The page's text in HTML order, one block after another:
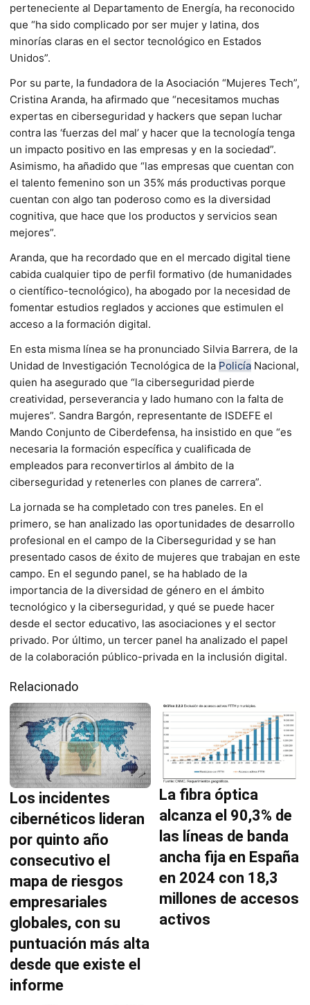
perteneciente al Departamento de Energía, ha reconocido
que “ha sido complicado por ser mujer y latina, dos
minorías claras en el sector tecnológico en Estados
Unidos”.
Por su parte, la fundadora de la Asociación “Mujeres Tech”,
Cristina Aranda, ha afirmado que “necesitamos muchas
expertas en ciberseguridad y hackers que sepan luchar
contra las ‘fuerzas del mal’ y hacer que la tecnología tenga
un impacto positivo en las empresas y en la sociedad”.
Asimismo, ha añadido que “las empresas que cuentan con
el talento femenino son un 35% más productivas porque
cuentan con algo tan poderoso como es la diversidad
cognitiva, que hace que los productos y servicios sean
mejores”.
Aranda, que ha recordado que en el mercado digital tiene
cabida cualquier tipo de perfil formativo (de humanidades
o científico-tecnológico), ha abogado por la necesidad de
fomentar estudios reglados y acciones que estimulen el
acceso a la formación digital.
En esta misma línea se ha pronunciado Silvia Barrera, de la
Unidad de Investigación Tecnológica de la Policía Nacional,
quien ha asegurado que “la ciberseguridad pierde
creatividad, perseverancia y lado humano con la falta de
mujeres”. Sandra Bargón, representante de ISDEFE el
Mando Conjunto de Ciberdefensa, ha insistido en que “es
necesaria la formación específica y cualificada de
empleados para reconvertirlos al ámbito de la
ciberseguridad y retenerles con planes de carrera”.
La jornada se ha completado con tres paneles. En el
primero, se han analizado las oportunidades de desarrollo
profesional en el campo de la Ciberseguridad y se han
presentado casos de éxito de mujeres que trabajan en este
campo. En el segundo panel, se ha hablado de la
importancia de la diversidad de género en el ámbito
tecnológico y la ciberseguridad, y qué se puede hacer
desde el sector educativo, las asociaciones y el sector
privado. Por último, un tercer panel ha analizado el papel
de la colaboración público-privada en la inclusión digital.
Relacionado
Los incidentes
cibernéticos lideran
por quinto año
consecutivo el
mapa de riesgos
empresariales
globales, con su
puntuación más alta
desde que existe el
informe
La fibra óptica
alcanza el 90,3% de
las líneas de banda
ancha fija en España
en 2024 con 18,3
millones de accesos
activos